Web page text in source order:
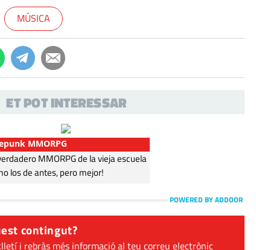
MÚSICA
ET POT INTERESSAR
MMORPG
MMORPG de la vieja escuela
los de antes, pero mejor!
POWERED BY ADDOOR
contingut?
i rebràs més informació al teu correu electrònic